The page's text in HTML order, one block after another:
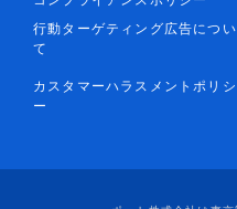
行動ターゲティング広告につい
て
カスタマーハラスメントポリシ
ー